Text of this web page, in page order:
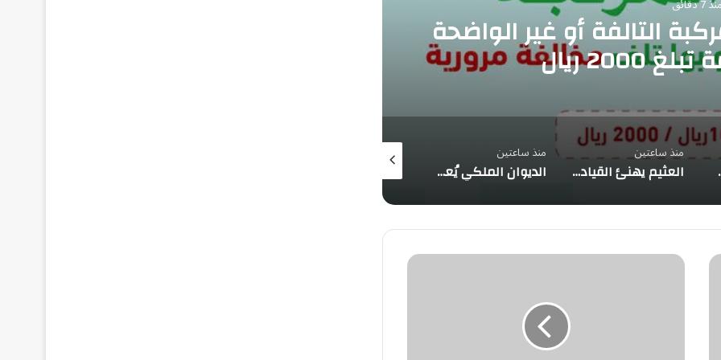
منذ 7 دقائق
التالفة أو غير الواضحة
ريال
السلامة البريطاني
منذ ساعتين
العثيم يهنئ القيادة بتوقيع «اتفاقية مكة للدفاع المشترك» ويؤكد: المملكة ترسخ دورها القيادي في صناعة الأمن والاستقرار
منذ ساعتين
الديوان الملكي يُعلن وفاة والدة الأمير بندر بن منصور بن عبدالله بن جلوي آل سعود
منذ 3 ساعات
«الرحيلي»